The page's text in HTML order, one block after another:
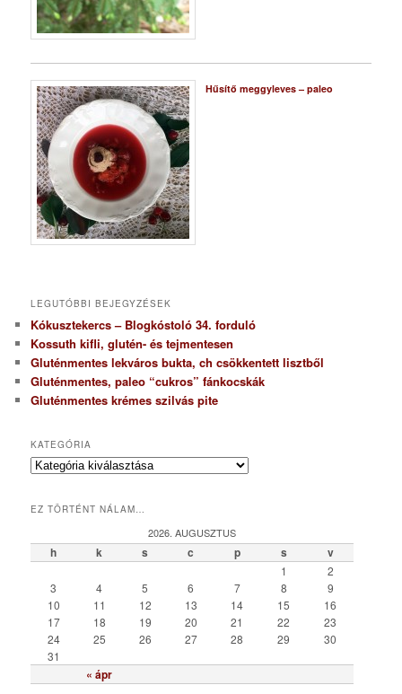
Hűsítő meggyleves – paleo
LEGUTÓBBI BEJEGYZÉSEK
Kókusztekercs – Blogkóstoló 34. forduló
Kossuth kifli, glutén- és tejmentesen
Gluténmentes lekváros bukta, ch csökkentett lisztből
Gluténmentes, paleo “cukros” fánkocskák
Gluténmentes krémes szilvás pite
KATEGÓRIA
K
e
r
EZ TÖRTÉNT NÁLAM…
2026. AUGUSZTUS
h k s c p s v
« ápr
1
2
3
4 5 6 7 8
9
10
11 12 13 14 15
16
17
18 19 20 21 22
23
24
25 26 27 28 29
30
31